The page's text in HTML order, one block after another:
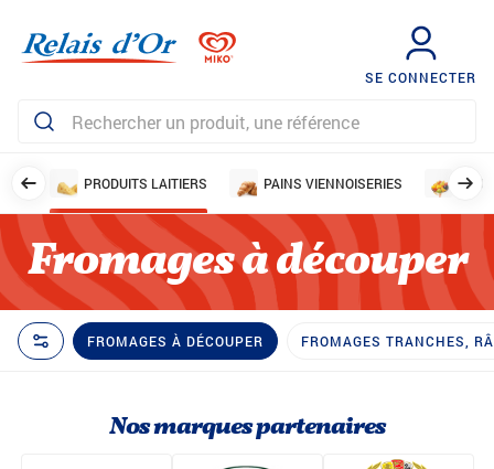
SE CONNECTER
PRODUITS LAITIERS PAINS VIENNOISERIES
Fromages à découper
FROMAGES À DÉCOUPER FROMAGES TRANCHES,
Nos marques partenaires